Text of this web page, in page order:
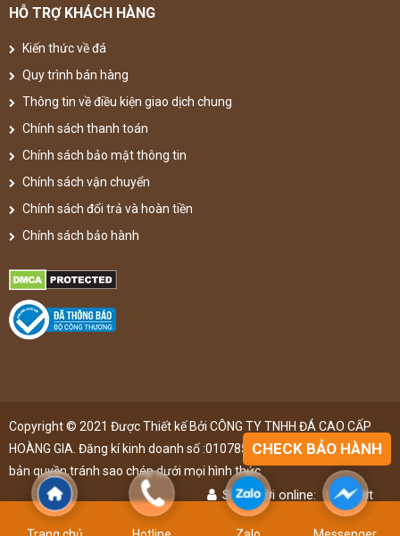
HỖ TRỢ KHÁCH HÀNG
Kiến thức về đá
Quy trình bán hàng
Thông tin về điều kiện giao dịch chung
Chính sách thanh toán
Chính sách bảo mật thông tin
Chính sách vận chuyển
Chính sách đổi trả và hoàn tiền
Chính sách bảo hành
Copyright © 2021 Được Thiết kế Bởi CÔNG TY TNHH ĐÁ CAO CẤP
HOÀNG GIA. Đăng kí kinh doanh số :0107851148 ,đã được đăng kí
bản quyền,tránh sao chép dưới mọi hình thức
Số người online: 48 lượt
Lượt truy cập:
4892383 lượt
CHECK BẢO HÀNH